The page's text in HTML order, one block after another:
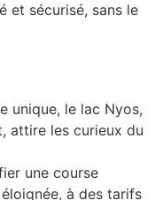
et sécurisé, sans le
unique, le lac Nyos,
attire les curieux du
une course
à des tarifs